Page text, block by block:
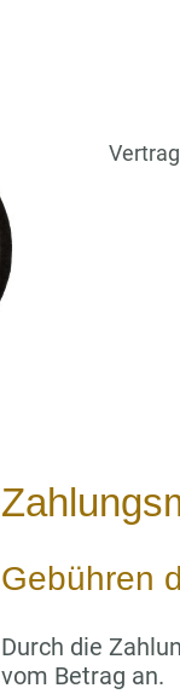
Gebühren
Durch die
vom Betrag an.